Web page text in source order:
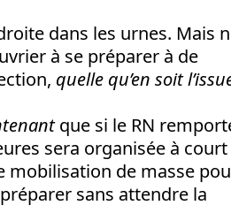
dans les urnes. Mais
à se préparer à de
quelle qu’en soit
que si le RN
sera organisée à court
mobilisation de masse
sans attendre la